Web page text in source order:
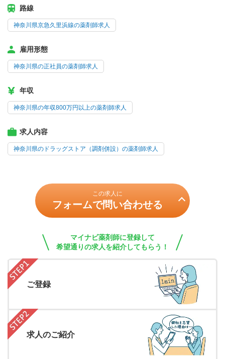
路線
神奈川県京急久里浜線の薬剤師求人
雇用形態
神奈川県の正社員の薬剤師求人
年収
神奈川県の年収800万円以上の薬剤師求人
求人内容
神奈川県のドラッグストア（調剤併設）の薬剤師求人
この求人に
フォームで問い合わせる
マイナビ薬剤師に登録して
希望通りの求人を紹介してもらう！
ご登録
求人のご紹介